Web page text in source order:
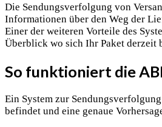
Die Sendungsverfolgung von
Informationen über den Weg der
Einer der weiteren Vorteile des
Überblick wo sich Ihr Paket derzeit
So funktioniert die
Ein System zur
befindet und eine genaue